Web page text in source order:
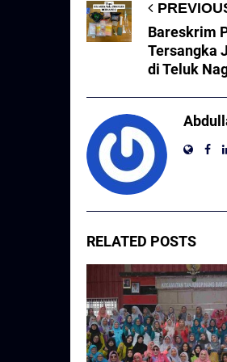
Bareskrim
Tersangka
di Teluk
RELATED POSTS